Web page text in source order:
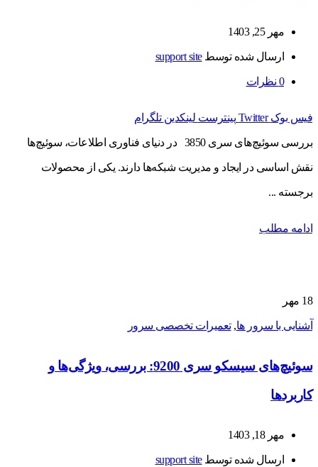
مهر 25, 1403
ارسال شده توسطsupport site
0 نظرات
فیس بوک Twitter پینترست لینکدین تلگرام
بررسی سوئیچ‌های سری 3850 در دنیای فناوری اطلاعات، سوئیچ‌ها
نقش اساسی در ایجاد و مدیریت شبکه‌ها دارند. یکی از محصولات
برجسته ...
ادامه مطلب
18 مهر
آشنایی با سرور ها,تعمیرات تخصصی سرور
سوئیچ‌های سیسکو سری 9200: بررسی، ویژگی‌ها و
کاربردها
مهر 18, 1403
ارسال شده توسطsupport site